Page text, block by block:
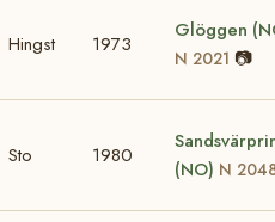
Hingst 1973
Glöggen
N 2021 📷
Sto 1980
(NO) N